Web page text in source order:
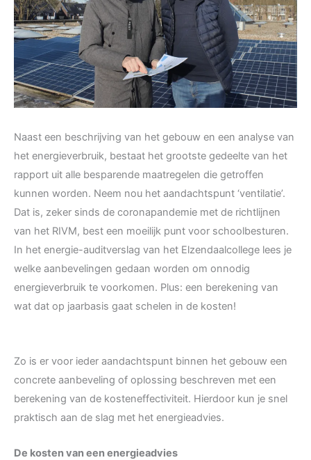
Naast een beschrijving van het gebouw en een analyse van
het energieverbruik, bestaat het grootste gedeelte van het
rapport uit alle besparende maatregelen die getroffen
kunnen worden. Neem nou het aandachtspunt ‘ventilatie’.
Dat is, zeker sinds de coronapandemie met de richtlijnen
van het RIVM, best een moeilijk punt voor schoolbesturen.
In het energie-auditverslag van het Elzendaalcollege lees je
welke aanbevelingen gedaan worden om onnodig
energieverbruik te voorkomen. Plus: een berekening van
wat dat op jaarbasis gaat schelen in de kosten!
Zo is er voor ieder aandachtspunt binnen het gebouw een
concrete aanbeveling of oplossing beschreven met een
berekening van de kosteneffectiviteit. Hierdoor kun je snel
praktisch aan de slag met het energieadvies.
De kosten van een energieadvies